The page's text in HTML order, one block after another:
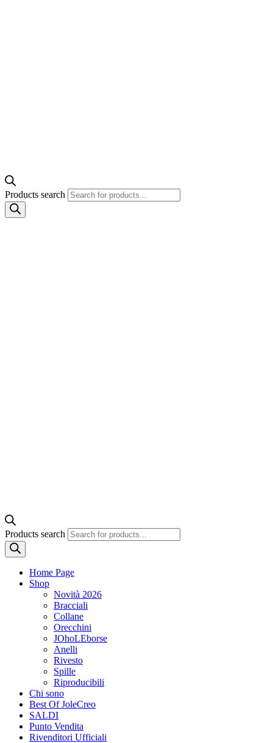
Products search
Products search
Home Page
Shop
Novità 2026
Bracciali
Collane
Orecchini
JOhoLEborse
Anelli
Rivesto
Spille
Riproducibili
Chi sono
Best Of JoleCreo
SALDI
Punto Vendita
Rivenditori Ufficiali